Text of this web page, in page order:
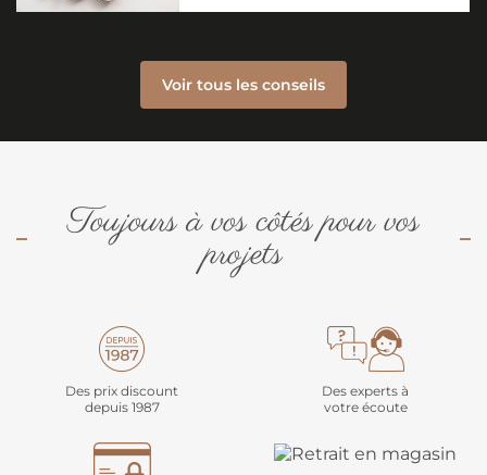
Voir tous les conseils
Toujours à vos côtés pour vos
projets
Des prix discount
depuis 1987
Des experts à
votre écoute